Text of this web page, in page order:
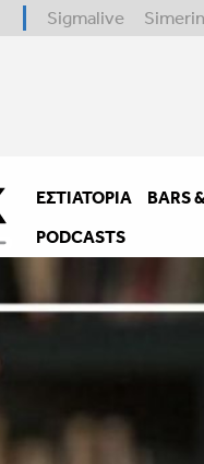
Sigmalive
ΕΣΤΙΑΤΌΡΙΑ BARS
PODCASTS